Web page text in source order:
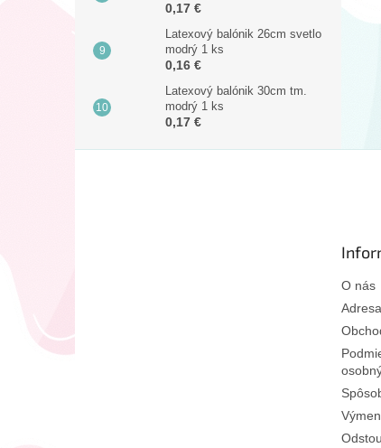
0,17 €
Latexový balónik 26cm svetlo
modrý 1 ks
0,16 €
Latexový balónik 30cm tm.
modrý 1 ks
0,17 €
O nás